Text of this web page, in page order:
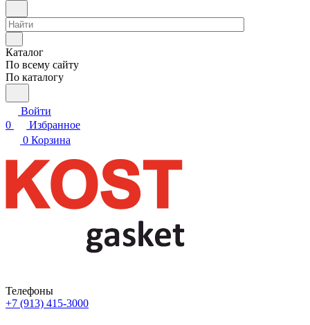
Каталог
По всему сайту
По каталогу
Войти
0
Избранное
0 Корзина
Телефоны
+7 (913) 415-3000